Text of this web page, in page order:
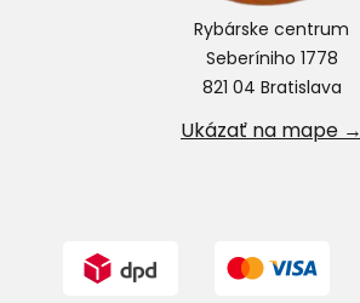
Rybárske centrum
Seberíniho 1778
821 04 Bratislava
Ukázať na mape →